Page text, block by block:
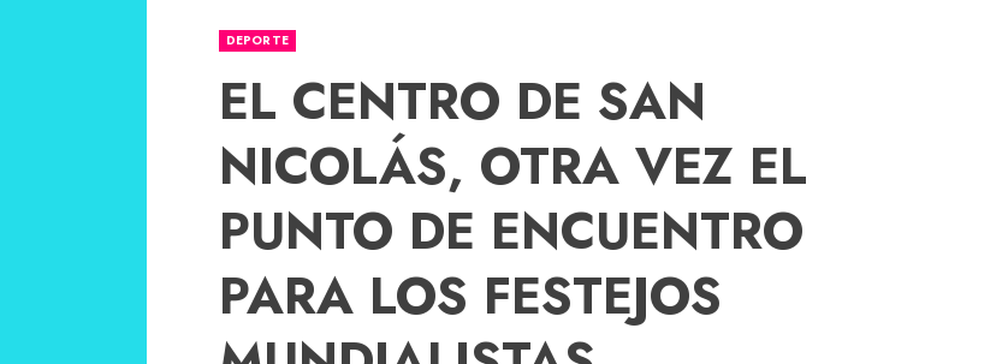
DEPORTE
EL CENTRO DE SAN
NICOLÁS, OTRA VEZ EL
PUNTO DE ENCUENTRO
PARA LOS FESTEJOS